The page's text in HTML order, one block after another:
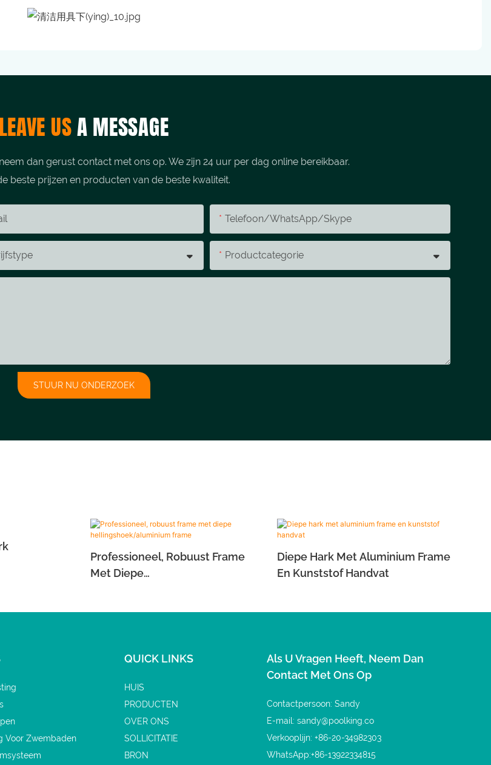
LEAVE USA MESSAGE
dan gerust contact met ons op. We zijn 24 uur per dag online bereikbaar.
beste prijzen en producten van de beste kwaliteit.
Telefoon/WhatsApp/Skype
Productcategorie
STUUR NU ONDERZOEK
Professioneel, Robuust Frame
Met Diepe
Diepe Hark Met Aluminium Frame
En Kunststof Handvat
Voor Zwembaden
QUICK LINKS
HUIS
PRODUCTEN
OVER ONS
SOLLICITATIE
BRON
Als U Vragen Heeft, Neem Dan
Contact Met Ons Op
Contactpersoon: Sandy
E-mail:sandy@poolking.co
Verkooplijn: +86-20-34982303
WhatsApp:+86-13922334815